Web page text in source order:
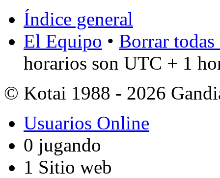
Índice general
El Equipo • Borrar
horarios son UTC + 1
© Kotai 1988 - 2026
Usuarios Online
0 jugando
1 Sitio web